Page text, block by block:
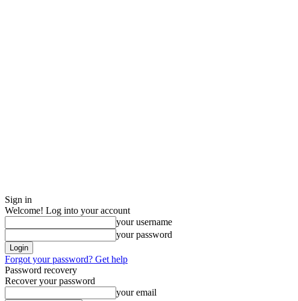
Sign in
Welcome! Log into your account
your username
your password
Forgot your password? Get help
Password recovery
Recover your password
your email